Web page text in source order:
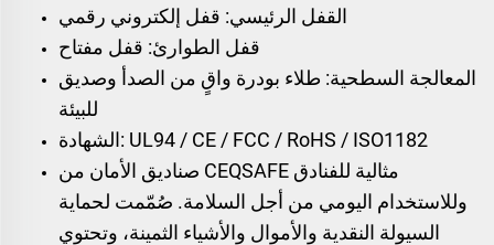
القفل الرئيسي: قفل إلكتروني رقمي
قفل الطوارئ: قفل مفتاح
المعالجة السطحية: طلاء بودرة واقٍ من الصدأ وصديق
للبيئة
الشهادة: UL94 / CE / FCC / RoHS / ISO1182
صناديق الأمان من CEQSAFE مثالية للفنادق
وللاستخدام اليومي من أجل السلامة. صُمّمت لحماية
السيولة النقدية والأموال والأشياء الثمينة، وتحتوي